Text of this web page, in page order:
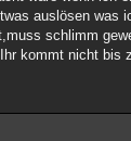
auslösen was
schlimm
kommt nicht